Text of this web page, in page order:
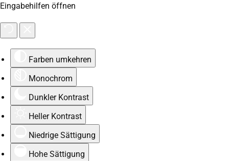
Eingabehilfen öffnen
Farben umkehren
Monochrom
Dunkler Kontrast
Heller Kontrast
Niedrige Sättigung
Hohe Sättigung